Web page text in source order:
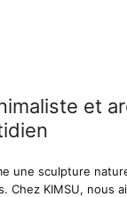
et
une sculpture
Chez KIMSU, nous